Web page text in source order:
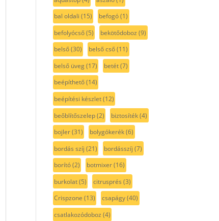
bal oldali (15) befogó(1)
befolyócső(5) bekötődoboz (9)
belső(30) belső cső(11)
belső üveg(17) betét(7)
beépíthető(14)
beépítési készlet(12)
beőblítőszelep(2) biztosíték(4)
bojler(31) bolygókerék(6)
bordás szíj (21) bordásszíj (7)
borító(2) botmixer(16)
burkolat(5) citrusprés (3)
Crispzone (13) csapágy(40)
csatlakozódoboz (4)